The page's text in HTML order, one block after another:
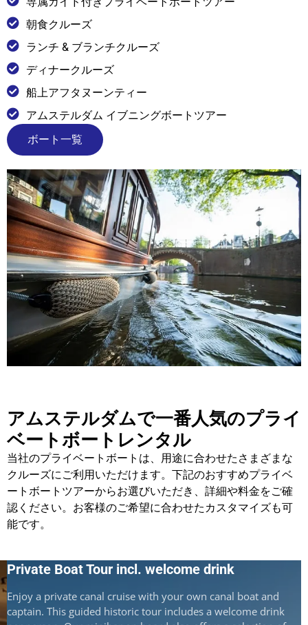
朝食クルーズ
ランチ & ブランチクルーズ
ディナークルーズ
船上アフタヌーンティー
アムステルダム イブニングボートツアー
ボート一覧
アムステルダムで一番人気のプライ
ベートボートレンタル
当社のプライベートボートは、用途に合わせたさまざまな
クルーズにご利用いただけます。下記のおすすめプライベ
ートボートツアーからお選びいただき、詳細や料金をご確
認ください。お客様のご希望に合わせたカスタマイズも可
能です。
Private Boat Tour incl. welcome drink
Enjoy a private canal cruise with your own canal boat and
captain. This guided historic tour includes a welcome drink